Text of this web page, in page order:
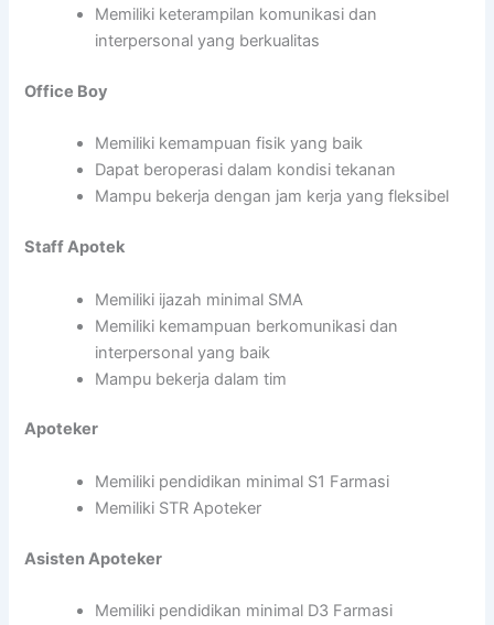
Memiliki keterampilan komunikasi dan
interpersonal yang berkualitas
Office Boy
Memiliki kemampuan fisik yang baik
Dapat beroperasi dalam kondisi tekanan
Mampu bekerja dengan jam kerja yang fleksibel
Staff Apotek
Memiliki ijazah minimal SMA
Memiliki kemampuan berkomunikasi dan
interpersonal yang baik
Mampu bekerja dalam tim
Apoteker
Memiliki pendidikan minimal S1 Farmasi
Memiliki STR Apoteker
Asisten Apoteker
Memiliki pendidikan minimal D3 Farmasi